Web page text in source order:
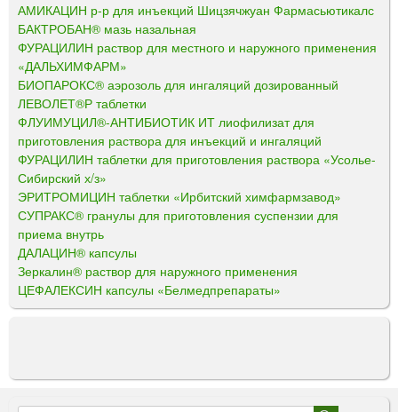
АМИКАЦИН р-р для инъекций Шицзячжуан Фармасьютикалс
БАКТРОБАН® мазь назальная
ФУРАЦИЛИН раствор для местного и наружного применения
«ДАЛЬХИМФАРМ»
БИОПАРОКС® аэрозоль для ингаляций дозированный
ЛЕВОЛЕТ®Р таблетки
ФЛУИМУЦИЛ®-АНТИБИОТИК ИТ лиофилизат для
приготовления раствора для инъекций и ингаляций
ФУРАЦИЛИН таблетки для приготовления раствора «Усолье-
Сибирский х/з»
ЭРИТРОМИЦИН таблетки «Ирбитский химфармзавод»
СУПРАКС® гранулы для приготовления суспензии для
приема внутрь
ДАЛАЦИН® капсулы
Зеркалин® раствор для наружного применения
ЦЕФАЛЕКСИН капсулы «Белмедпрепараты»